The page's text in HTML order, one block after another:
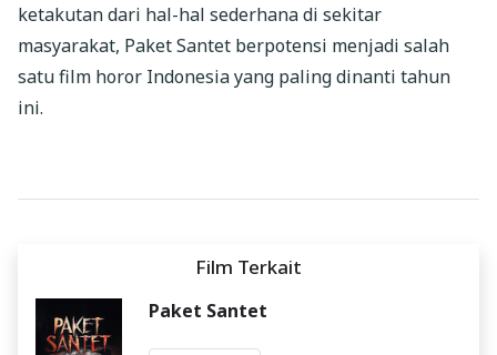
ketakutan dari hal-hal sederhana di sekitar
masyarakat, Paket Santet berpotensi menjadi salah
satu film horor Indonesia yang paling dinanti tahun
ini.
Film Terkait
Paket Santet